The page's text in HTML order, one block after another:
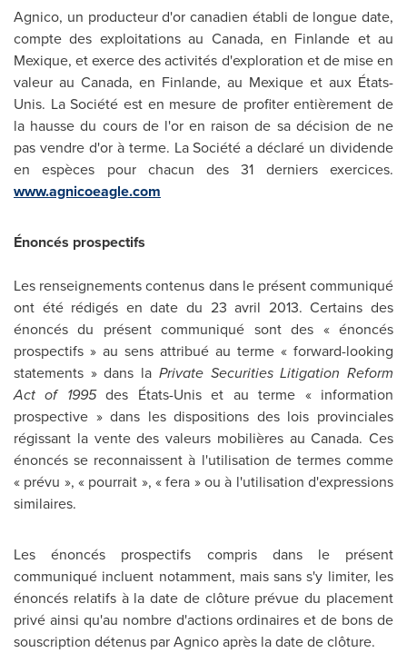
Agnico, un producteur d'or canadien établi de longue date,
compte des exploitations au Canada, en Finlande et au
Mexique, et exerce des activités d'exploration et de mise en
valeur au Canada, en Finlande, au Mexique et aux États-
Unis. La Société est en mesure de profiter entièrement de
la hausse du cours de l'or en raison de sa décision de ne
pas vendre d'or à terme. La Société a déclaré un dividende
en espèces pour chacun des 31 derniers exercices.
www.agnicoeagle.com
Énoncés prospectifs
Les renseignements contenus dans le présent communiqué
ont été rédigés en date du 23 avril 2013. Certains des
énoncés du présent communiqué sont des « énoncés
prospectifs » au sens attribué au terme « forward-looking
statements » dans la Private Securities Litigation Reform
Act of 1995des États-Unis et au terme « information
prospective » dans les dispositions des lois provinciales
régissant la vente des valeurs mobilières auCanada. Ces
énoncés se reconnaissent à l'utilisation de termes comme
« prévu », « pourrait », « fera » ou à l'utilisation d'expressions
similaires.
Les énoncés prospectifs compris dans le présent
communiqué incluent notamment, mais sans s'y limiter, les
énoncés relatifs à la date de clôture prévue du placement
privé ainsi qu'au nombre d'actions ordinaires et de bons de
souscription détenus par Agnico après la date de clôture.